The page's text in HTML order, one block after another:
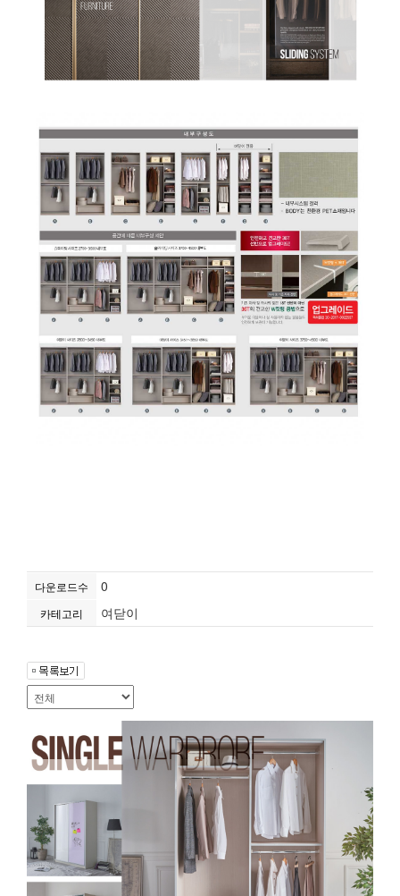
다운로드수 0
카테고리 여닫이